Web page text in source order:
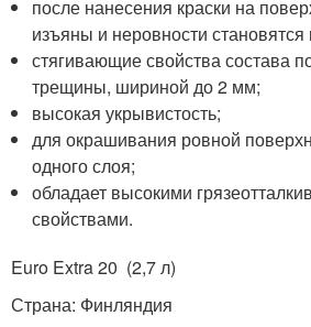
после нанесения краски на
изъяны и неровности
стягивающие свойства состава
трещины, шириной до 2 мм;
высокая укрывистость;
для окрашивания ровной
одного слоя;
обладает высокими
свойствами.
Euro Extra 20 (2,7 л)
Страна: Финляндия